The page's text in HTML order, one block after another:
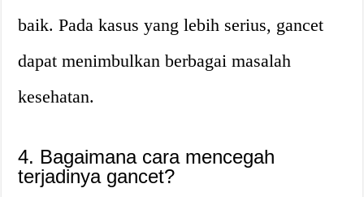
baik. Pada kasus yang lebih serius, gancet
dapat menimbulkan berbagai masalah
kesehatan.
4. Bagaimana cara mencegah
terjadinya gancet?